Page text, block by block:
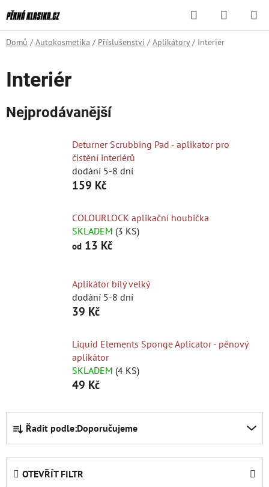
na
obsah
Hledat
KOŠÍK
Domů / Autokosmetika / Příslušenství / Aplikátory / Interiér
Interiér
Nejprodávanější
Deturner Scrubbing Pad - aplikator pro
čistění interiérů
dodání 5-8 dní
159 Kč
COLOURLOCK aplikační houbička
SKLADEM (3 KS)
od 13 Kč
Aplikátor bílý velký
dodání 5-8 dní
39 Kč
Liquid Elements Sponge Aplicator - pěnový
aplikátor
SKLADEM (4 KS)
49 Kč
Řadit podle:Doporučujeme
OTEVŘÍT FILTR